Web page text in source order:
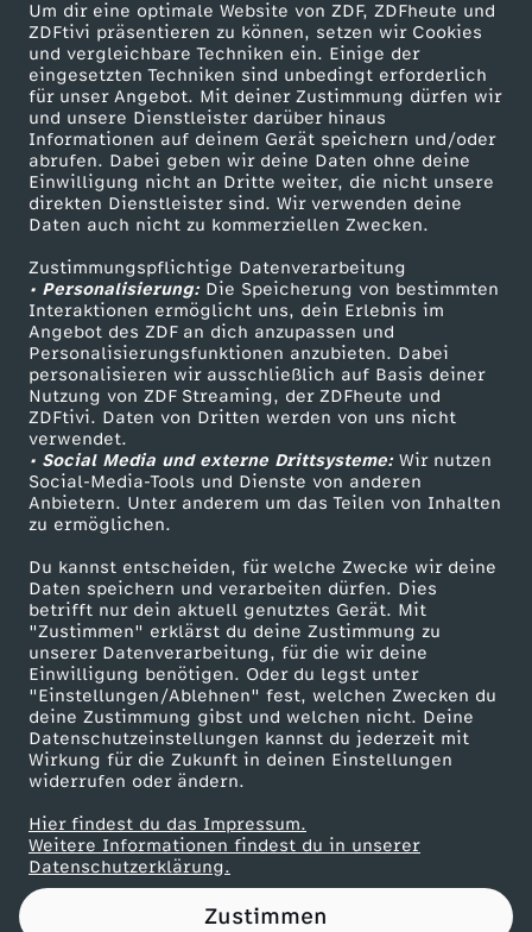
Um dir eine optimale Website von ZDF, ZDFheute und
ZDFtivi präsentieren zu können, setzen wir Cookies
und vergleichbare Techniken ein. Einige der
eingesetzten Techniken sind unbedingt erforderlich
für unser Angebot. Mit deiner Zustimmung dürfen wir
und unsere Dienstleister darüber hinaus
Informationen auf deinem Gerät speichern und/oder
abrufen. Dabei geben wir deine Daten ohne deine
Einwilligung nicht an Dritte weiter, die nicht unsere
direkten Dienstleister sind. Wir verwenden deine
Daten auch nicht zu kommerziellen Zwecken.
Zustimmungspflichtige Datenverarbeitung
• Personalisierung:Die Speicherung von bestimmten
Interaktionen ermöglicht uns, dein Erlebnis im
Angebot des ZDF an dich anzupassen und
Personalisierungsfunktionen anzubieten. Dabei
personalisieren wir ausschließlich auf Basis deiner
Nutzung von ZDF Streaming, der ZDFheute und
ZDFtivi. Daten von Dritten werden von uns nicht
verwendet.
• Social Media und externe Drittsysteme:Wir nutzen
Social-Media-Tools und Dienste von anderen
Anbietern. Unter anderem um das Teilen von Inhalten
zu ermöglichen.
Du kannst entscheiden, für welche Zwecke wir deine
Daten speichern und verarbeiten dürfen. Dies
betrifft nur dein aktuell genutztes Gerät. Mit
"Zustimmen" erklärst du deine Zustimmung zu
unserer Datenverarbeitung, für die wir deine
Einwilligung benötigen. Oder du legst unter
"Einstellungen/Ablehnen" fest, welchen Zwecken du
deine Zustimmung gibst und welchen nicht. Deine
Datenschutzeinstellungen kannst du jederzeit mit
Wirkung für die Zukunft in deinen Einstellungen
widerrufen oder ändern.
Hier findest du das Impressum.
Weitere Informationen findest du in unserer
Datenschutzerklärung.
Zustimmen
W
o
c
h
e
:
M
a
c
h
t
d
a
s
w
i
Mehr ZDF
ZDF-Apps
Smart TV
ZDFtext
Livestreams
Sendungen A-Z
TV-Programm
Service
ZDFmitreden
Kontakt zum ZDF
Tickets
Zuschauerservice
Hilfe
ZDF Unternehmen
Karriere
ZDF goes Schule
Werbefernsehen
Mainzelmännchen
Partner